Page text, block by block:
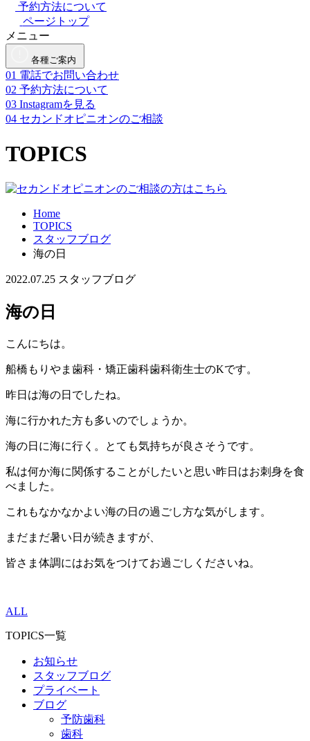
予約方法について
ページトップ
メニュー
各種ご案内
01 電話でお問い合わせ
02 予約方法について
03 Instagramを見る
04 セカンドオピニオンのご相談
TOPICS
Home
TOPICS
スタッフブログ
海の日
2022.07.25 スタッフブログ
海の日
こんにちは。
船橋もりやま歯科・矯正歯科歯科衛生士のKです。
昨日は海の日でしたね。
海に行かれた方も多いのでしょうか。
海の日に海に行く。とても気持ちが良さそうです。
私は何か海に関係することがしたいと思い昨日はお刺身を食
べました。
これもなかなかよい海の日の過ごし方な気がします。
まだまだ暑い日が続きますが、
皆さま体調にはお気をつけてお過ごしくださいね。
ALL
TOPICS一覧
お知らせ
スタッフブログ
プライベート
ブログ
予防歯科
歯科